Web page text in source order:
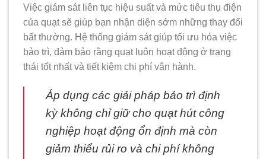
Việc giám sát liên tục hiệu suất và mức tiêu thụ điện
của quạt sẽ giúp bạn nhận diện sớm những thay đổi
bất thường. Hệ thống giám sát giúp tối ưu hóa việc
bảo trì, đảm bảo rằng quạt luôn hoạt động ở trạng
thái tốt nhất và tiết kiệm chi phí vận hành.
Áp dụng các giải pháp bảo trì định
kỳ không chỉ giữ cho quạt hút công
nghiệp hoạt động ổn định mà còn
giảm thiểu rủi ro và chi phí không